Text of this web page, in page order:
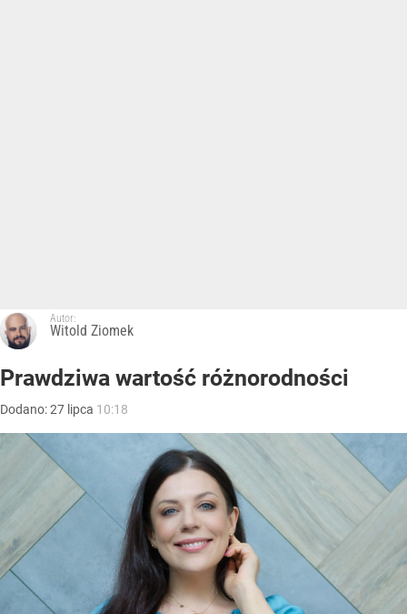
Autor:
Witold Ziomek
Prawdziwa wartość różnorodności
Dodano:27 lipca 10:18